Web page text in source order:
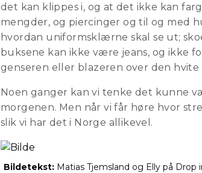
det kan klippes i, og at det ikke kan
mengder, og piercinger og til og med
hvordan uniformsklærne skal se ut;
buksene kan ikke være jeans, og ikke
genseren eller blazeren over den
Noen ganger kan vi tenke det kunne
morgenen. Men når vi får høre hvor
slik vi har det i Norge allikevel.
Bildetekst: Matias Tjemsland og Elly på Drop